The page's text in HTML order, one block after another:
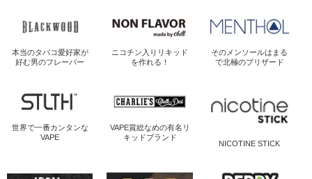
本当のタバコ愛好家が
好む男のフレーバー
ニコチン入り リキッド
を作れる！
そのメンソールは まる
で北極のブリザード
世界で一番カンタンな
VAPE
VAPE賞総なめの有名リ
キッドブランド
NICOTINE STICK